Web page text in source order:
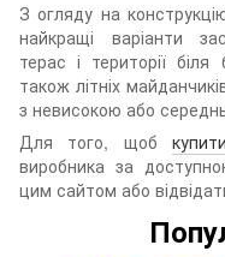
З огляду на
найкращі варіанти
терас і території
також літніх
з невисокою або
Для того, щоб
виробника за
цим сайтом або